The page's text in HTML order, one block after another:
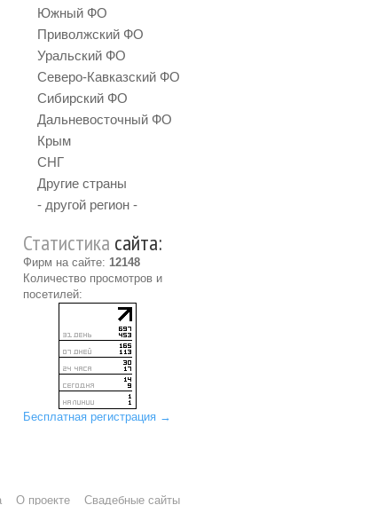
Южный ФО
Приволжский ФО
Уральский ФО
Северо-Кавказский ФО
Сибирский ФО
Дальневосточный ФО
Крым
СНГ
Другие страны
- другой регион -
Статистика сайта:
Фирм на сайте: 12148
Количество просмотров и
посетилей:
Бесплатная регистрация →
О проекте Свадебные сайты